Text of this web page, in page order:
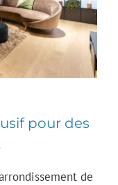
pour des
de